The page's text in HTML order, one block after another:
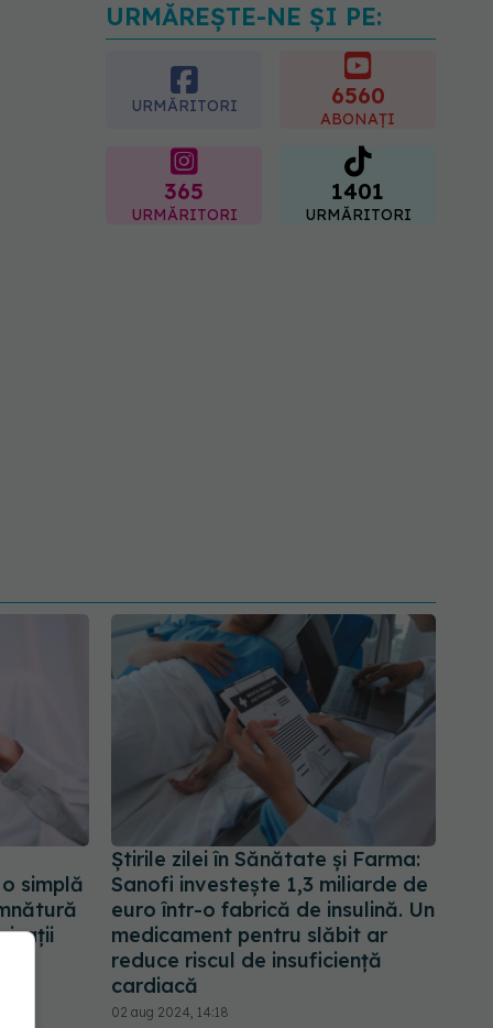
Medicii de la Fundeni
demontează unul dintre
cele mai răspândite mituri
despre diabet
06.08.2026, 11:52
URMĂREȘTE-NE ȘI PE:
URMĂRITORI 6560
ABONAȚI
365
URMĂRITORI
1401
URMĂRITORI
simplă
Știrile zilei în Sănătate și Farma:
Sanofi investește 1,3 miliarde de
euro într-o fabrică de insulină. Un
medicament pentru slăbit ar
reduce riscul de insuficiență
cardiacă
02 aug 2024, 14:18